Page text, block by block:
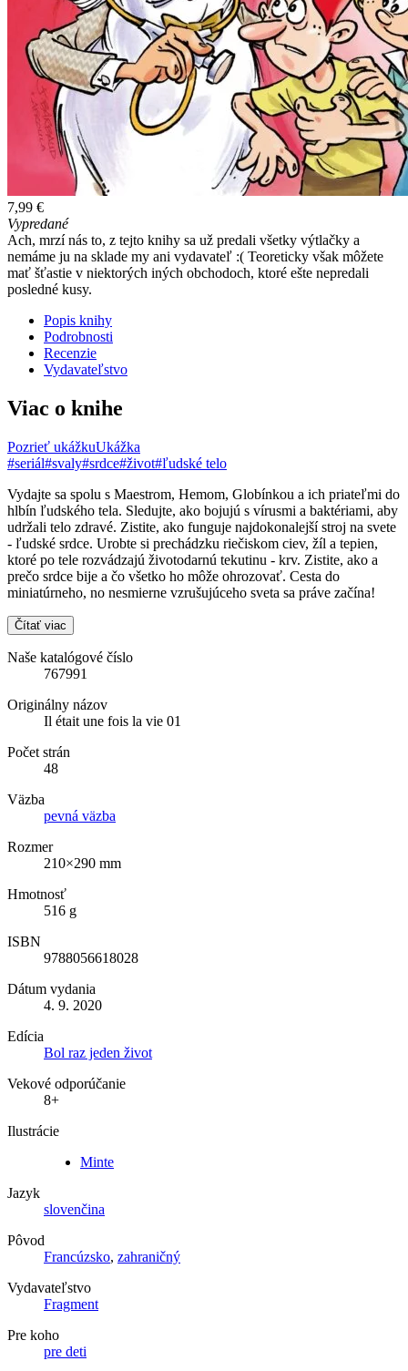
7,99 €
Vypredané
Ach, mrzí nás to, z tejto knihy sa už predali všetky výtlačky a
nemáme ju na sklade my ani vydavateľ :( Teoreticky však môžete
mať šťastie v niektorých iných obchodoch, ktoré ešte nepredali
posledné kusy.
Popis knihy
Podrobnosti
Recenzie
Vydavateľstvo
Viac o knihe
Pozrieť ukážkuUkážka
#seriál#svaly#srdce#život#ľudské telo
Vydajte sa spolu s Maestrom, Hemom, Globínkou a ich priateľmi do
hlbín ľudského tela. Sledujte, ako bojujú s vírusmi a baktériami, aby
udržali telo zdravé. Zistite, ako funguje najdokonalejší stroj na svete
- ľudské srdce. Urobte si prechádzku riečiskom ciev, žíl a tepien,
ktoré po tele rozvádzajú životodarnú tekutinu - krv. Zistite, ako a
prečo srdce bije a čo všetko ho môže ohrozovať. Cesta do
miniatúrneho, no nesmierne vzrušujúceho sveta sa práve začína!
Čítať viac
Naše katalógové číslo
767991
Originálny názov
Il était une fois la vie 01
Počet strán
48
Väzba
pevná väzba
Rozmer
210×290 mm
Hmotnosť
516 g
ISBN
9788056618028
Dátum vydania
4. 9. 2020
Edícia
Bol raz jeden život
Vekové odporúčanie
8+
Ilustrácie
Minte
Jazyk
slovenčina
Pôvod
Francúzsko, zahraničný
Vydavateľstvo
Fragment
Pre koho
pre deti